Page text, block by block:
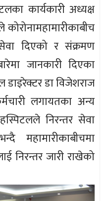
कार्यकारी अध्यक्ष
सेवा दिएको र संक्रमण
जानकारी दिएका
डा विजेशराज
लगायतका अन्य
निरन्तर सेवा
निरन्तर जारी राखेको